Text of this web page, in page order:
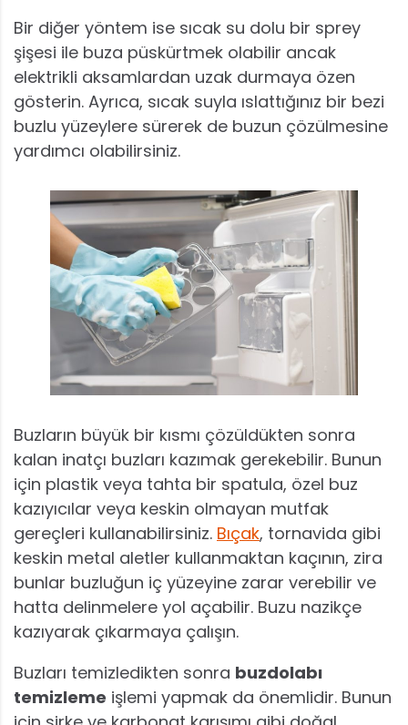
Bir diğer yöntem ise sıcak su dolu bir sprey
şişesi ile buza püskürtmek olabilir ancak
elektrikli aksamlardan uzak durmaya özen
gösterin. Ayrıca, sıcak suyla ıslattığınız bir bezi
buzlu yüzeylere sürerek de buzun çözülmesine
yardımcı olabilirsiniz.
Buzların büyük bir kısmı çözüldükten sonra
kalan inatçı buzları kazımak gerekebilir. Bunun
için plastik veya tahta bir spatula, özel buz
kazıyıcılar veya keskin olmayan mutfak
gereçleri kullanabilirsiniz. Bıçak, tornavida gibi
keskin metal aletler kullanmaktan kaçının, zira
bunlar buzluğun iç yüzeyine zarar verebilir ve
hatta delinmelere yol açabilir. Buzu nazikçe
kazıyarak çıkarmaya çalışın.
Buzları temizledikten sonra buzdolabı
temizleme işlemi yapmak da önemlidir. Bunun